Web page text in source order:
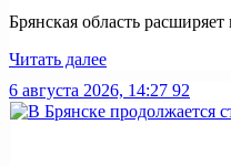
Брянская область
Читать далее
6 августа 2026, 14:27 92